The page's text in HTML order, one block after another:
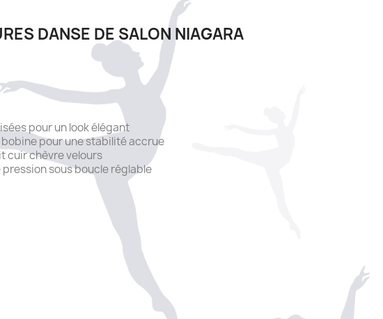
DANSE DE SALON NIAGARA
pour un look élégant
pour une stabilité accrue
cuir chèvre velours
pression sous boucle réglable